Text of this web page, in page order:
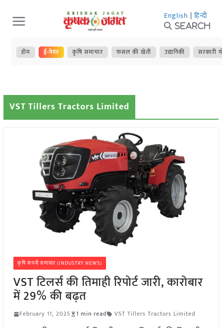
Skip
to
content
English | हिन्दी
Search
होम ई-पेपर कृषि समाचार फसल की खेती उद्यानिकी सरकारी
VST Tillers Tractors Limited
कृषि कंपनी समाचार (INDUSTRY NEWS)
VST टिलर्स की तिमाही रिपोर्ट जारी, कारोबार
में 29% की बढ़त
February 11, 2025 1 min read VST Tillers Tractors Limited